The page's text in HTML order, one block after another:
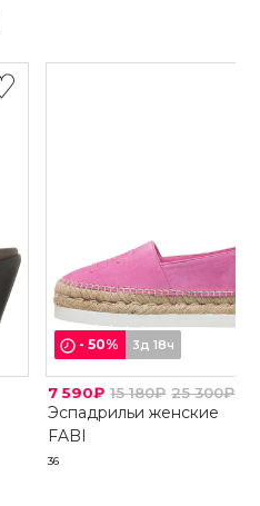
-50% 3д 18ч
7 590₽ 15 180₽ 25 300₽
Эспадрильи женские
FABI
36